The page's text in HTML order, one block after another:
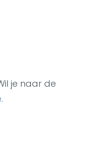
je naar de
.